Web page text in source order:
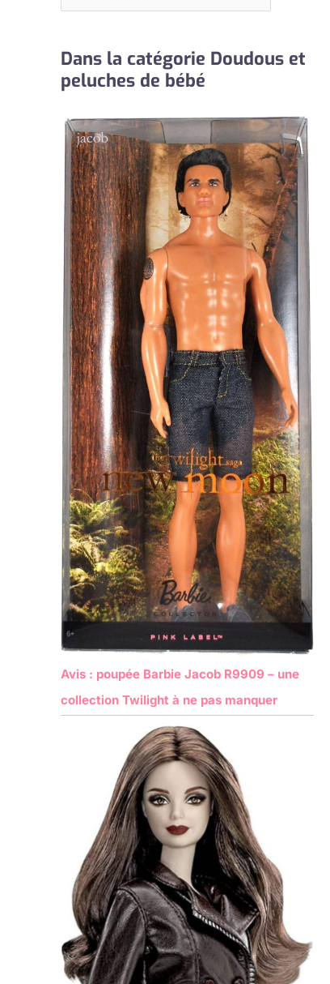
Dans la catégorie Doudous et
peluches de bébé
Avis : poupée Barbie Jacob R9909 – une
collection Twilight à ne pas manquer